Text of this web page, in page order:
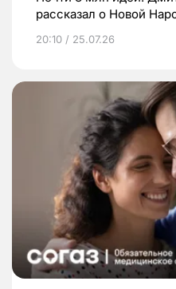
рассказал о Новой
20:10 / 25.07.26